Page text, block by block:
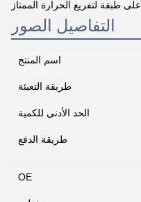
التفاصيل الصور
اسم المنتج
طريقة التعبئة
الحد الأدنى للكمية
طريقة الدفع
OE